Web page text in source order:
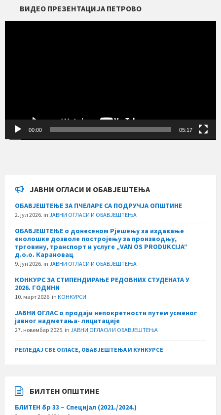
ВИДЕО ПРЕЗЕНТАЦИЈА ПЕТРОВО
00:00 05:17
ЈАВНИ ОГЛАСИ И ОБАВЈЕШТЕЊА
ОБАВЈЕШТЕЊЕ ЗА ПЧЕЛАРЕ СА ПОДРУЧЈА ОПШТИНЕ
2. јул 2026. in ЈАВНИ ОГЛАСИ И ОБАВЈЕШТЕЊА
ОБАВЈЕШТЕЊЕ о донесеном Рјешењу за издавање
еколошке дозволе постројењу за производњу,
трговину, транспорт и услуге „VAN OS PRODUKCIJA“
д.о.о. Карановац
9. јун 2026. in ЈАВНИ ОГЛАСИ И ОБАВЈЕШТЕЊА
КОНКУРС ЗА СТИПЕНДИРАЊЕ РЕДОВНИХ СТУДЕНАТА У
2026. ГОДИНИ
10. март 2026. in КОНКУРСИ
ЈАВНИ ОГЛАС о продаји непокретности путем усменог
јавног надметања- лицитације
27. новембар 2025. in ЈАВНИ ОГЛАСИ И ОБАВЈЕШТЕЊА
РЕГЛЕДАЈ СВЕ ОГЛАСЕ, ОБАВЈЕШТЕЊА И КУНКУРСЕ
БИЛТЕН ОПШТИНЕ
БЛИТЕН бр 33 – Специјал (2021./2024.)